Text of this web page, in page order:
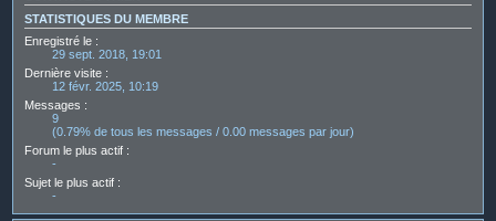
STATISTIQUES DU MEMBRE
Enregistré le :
29 sept. 2018, 19:01
Dernière visite :
12 févr. 2025, 10:19
Messages :
9
(0.79% de tous les messages / 0.00 messages par jour)
Forum le plus actif :
-
Sujet le plus actif :
-